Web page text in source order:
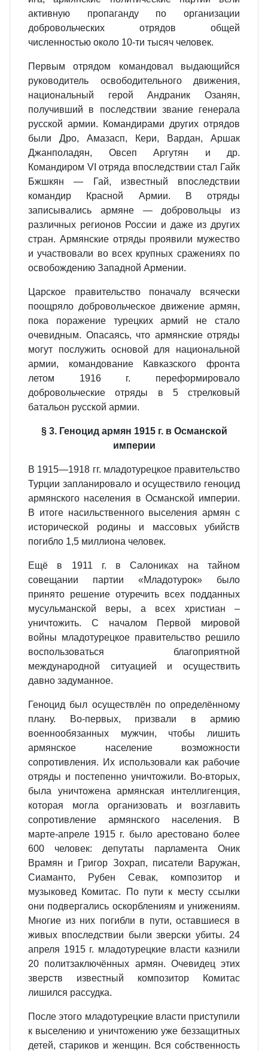
активную пропаганду по организации
добровольческих отрядов общей
численностью около 10-ти тысяч человек.
Первым отрядом командовал выдающийся
руководитель освободительного движения,
национальный герой Андраник Озанян,
получивший в последствии звание генерала
русской армии. Командирами других отрядов
были Дро, Амазасп, Кери, Вардан, Аршак
Джанполадян, Овсеп Аргутян и др.
Командиром VI отряда впоследствии стал Гайк
Бжшкян — Гай, известный впоследствии
командир Красной Армии. В отряды
записывались армяне — добровольцы из
различных регионов России и даже из других
стран. Армянские отряды проявили мужество
и участвовали во всех крупных сражениях по
освобождению Западной Армении.
Царское правительство поначалу всячески
поощряло добровольческое движение армян,
пока поражение турецких армий не стало
очевидным. Опасаясь, что армянские отряды
могут послужить основой для национальной
армии, командование Кавказского фронта
летом 1916 г. переформировало
добровольческие отряды в 5 стрелковый
батальон русской армии.
§ 3. Геноцид армян 1915 г. в Османской
империи
В 1915—1918 гг. младотурецкое правительство
Турции запланировало и осуществило геноцид
армянского населения в Османской империи.
В итоге насильственного выселения армян с
исторической родины и массовых убийств
погибло 1,5 миллиона человек.
Ещё в 1911 г. в Салониках на тайном
совещании партии «Младотурок» было
принято решение отуречить всех подданных
мусульманской веры, а всех христиан –
уничтожить. С началом Первой мировой
войны младотурецкое правительство решило
воспользоваться благоприятной
международной ситуацией и осуществить
давно задуманное.
Геноцид был осуществлён по определённому
плану. Во-первых, призвали в армию
военнообязанных мужчин, чтобы лишить
армянское население возможности
сопротивления. Их использовали как рабочие
отряды и постепенно уничтожили. Во-вторых,
была уничтожена армянская интеллигенция,
которая могла организовать и возглавить
сопротивление армянского населения. В
марте-апреле 1915 г. было арестовано более
600 человек: депутаты парламента Оник
Врамян и Григор Зохрап, писатели Варужан,
Сиаманто, Рубен Севак, композитор и
музыковед Комитас. По пути к месту ссылки
они подвергались оскорблениям и унижениям.
Многие из них погибли в пути, оставшиеся в
живых впоследствии были зверски убиты. 24
апреля 1915 г. младотурецкие власти казнили
20 политзаключённых армян. Очевидец этих
зверств известный композитор Комитас
лишился рассудка.
После этого младотурецкие власти приступили
к выселению и уничтожению уже беззащитных
детей, стариков и женщин. Вся собственность